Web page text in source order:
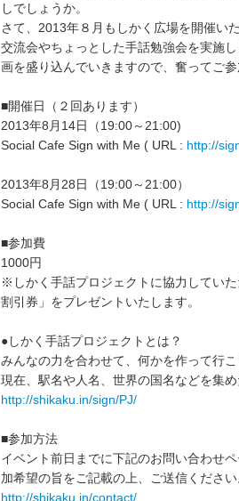
しでしょうか。
さて、2013年８月もしかく広場を開催いた
交流会やちょっとした手話勉強会を実施
画を盛り込んでいきますので、奮ってご参
■開催日（２回あります）
2013年8月14日（19:00～21:00)
Social Cafe Sign with Me ( URL : http://
2013年8月28日（19:00～21:00）
Social Cafe Sign with Me ( URL : http://
■参加費
1000円
※しかく手話プロジェクトに協力してい
割引券」をプレゼントいたします。
●しかく手話プロジェクトとは？
みんなの力を合わせて、何かを作って行こ
現在、駅名や人名、世界の国名などを集め
http://shikaku.in/sign/PJ/
■参加方法
イベント前日までに下記のお問い合わせ
加希望の旨をご記載の上、ご送信ください
http://shikaku.in/contact/